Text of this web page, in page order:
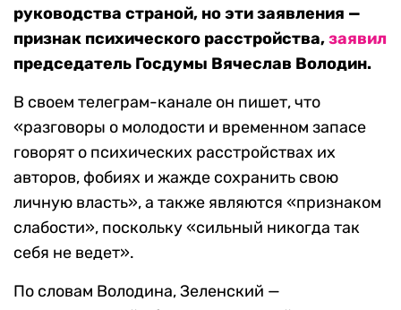
руководства страной, но эти заявления —
признак психического расстройства,заявил
председатель Госдумы Вячеслав Володин.
В своем телеграм-канале он пишет, что
«разговоры о молодости и временном запасе
говорят о психических расстройствах их
авторов, фобиях и жажде сохранить свою
личную власть», а также являются «признаком
слабости», поскольку «сильный никогда так
себя не ведет».
По словам Володина, Зеленский —